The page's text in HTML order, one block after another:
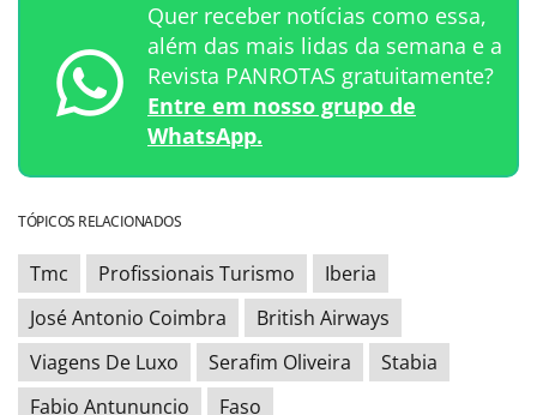
Quer receber notícias como essa,
além das mais lidas da semana e a
Revista PANROTAS gratuitamente?
Entre em nosso grupo de
WhatsApp.
TÓPICOS RELACIONADOS
Tmc Profissionais Turismo
Iberia
José Antonio Coimbra
British Airways
Viagens De Luxo
Serafim Oliveira
Stabia
Fabio Antununcio
Faso